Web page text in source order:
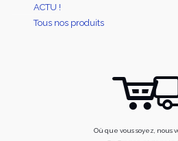
ACTU !
Tous nos produits
Où que vous soyez, nous